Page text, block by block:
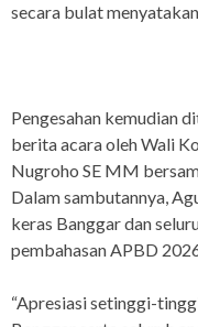
secara bulat
Pengesahan kemudian
berita acara oleh Wali
Nugroho SE MM
Dalam sambutannya,
keras Banggar dan
pembahasan APBD
“Apresiasi setinggi-